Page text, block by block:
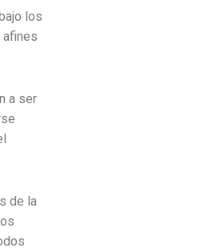
los
afines
a ser
de la